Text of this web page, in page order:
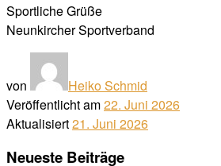
Sportliche Grüße
Neunkircher Sportverband
von
Heiko Schmid
Veröffentlicht am22. Juni 2026
Aktualisiert21. Juni 2026
Neueste Beiträge